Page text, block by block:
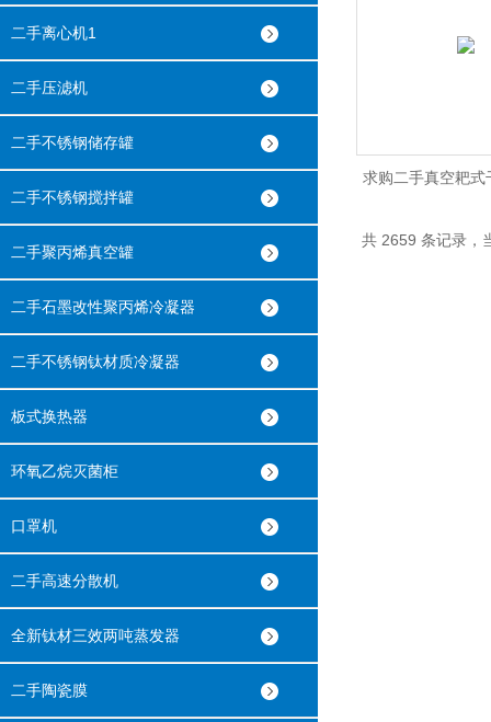
二手离心机1
二手压滤机
二手不锈钢储存罐
二手不锈钢搅拌罐
二手聚丙烯真空罐
二手石墨改性聚丙烯冷凝器
二手不锈钢钛材质冷凝器
板式换热器
环氧乙烷灭菌柜
口罩机
二手高速分散机
全新钛材三效两吨蒸发器
二手陶瓷膜
求购二手真空耙式
共 2659 条记录